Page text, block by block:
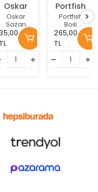
Oskar
Oskar
Sazan
Hamuru
110gr
Anason
Aromalı
TL
Portfish
Portfish
Boili
Makas Şiş
Combo
Set-3
265,00
TL